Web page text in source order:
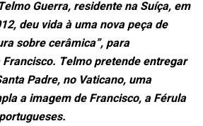
Guerra, residente na Suíça, em
deu vida à uma nova peça de
sobre cerâmica”, para
Telmo pretende entregar
Padre, no Vaticano, uma
a imagem de Francisco, a Férula